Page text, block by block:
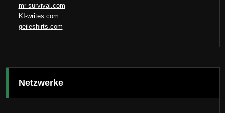
mr-survival.com
KI-writes.com
geileshirts.com
Netzwerke